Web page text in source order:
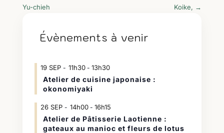
Yu-chieh
Koike, →
Évènements à venir
19 SEP 11h30- 13h30
Atelier de cuisine japonaise :
okonomiyaki
26 SEP 14h00- 16h15
Atelier de Pâtisserie Laotienne :
gateaux au manioc et fleurs de lotus